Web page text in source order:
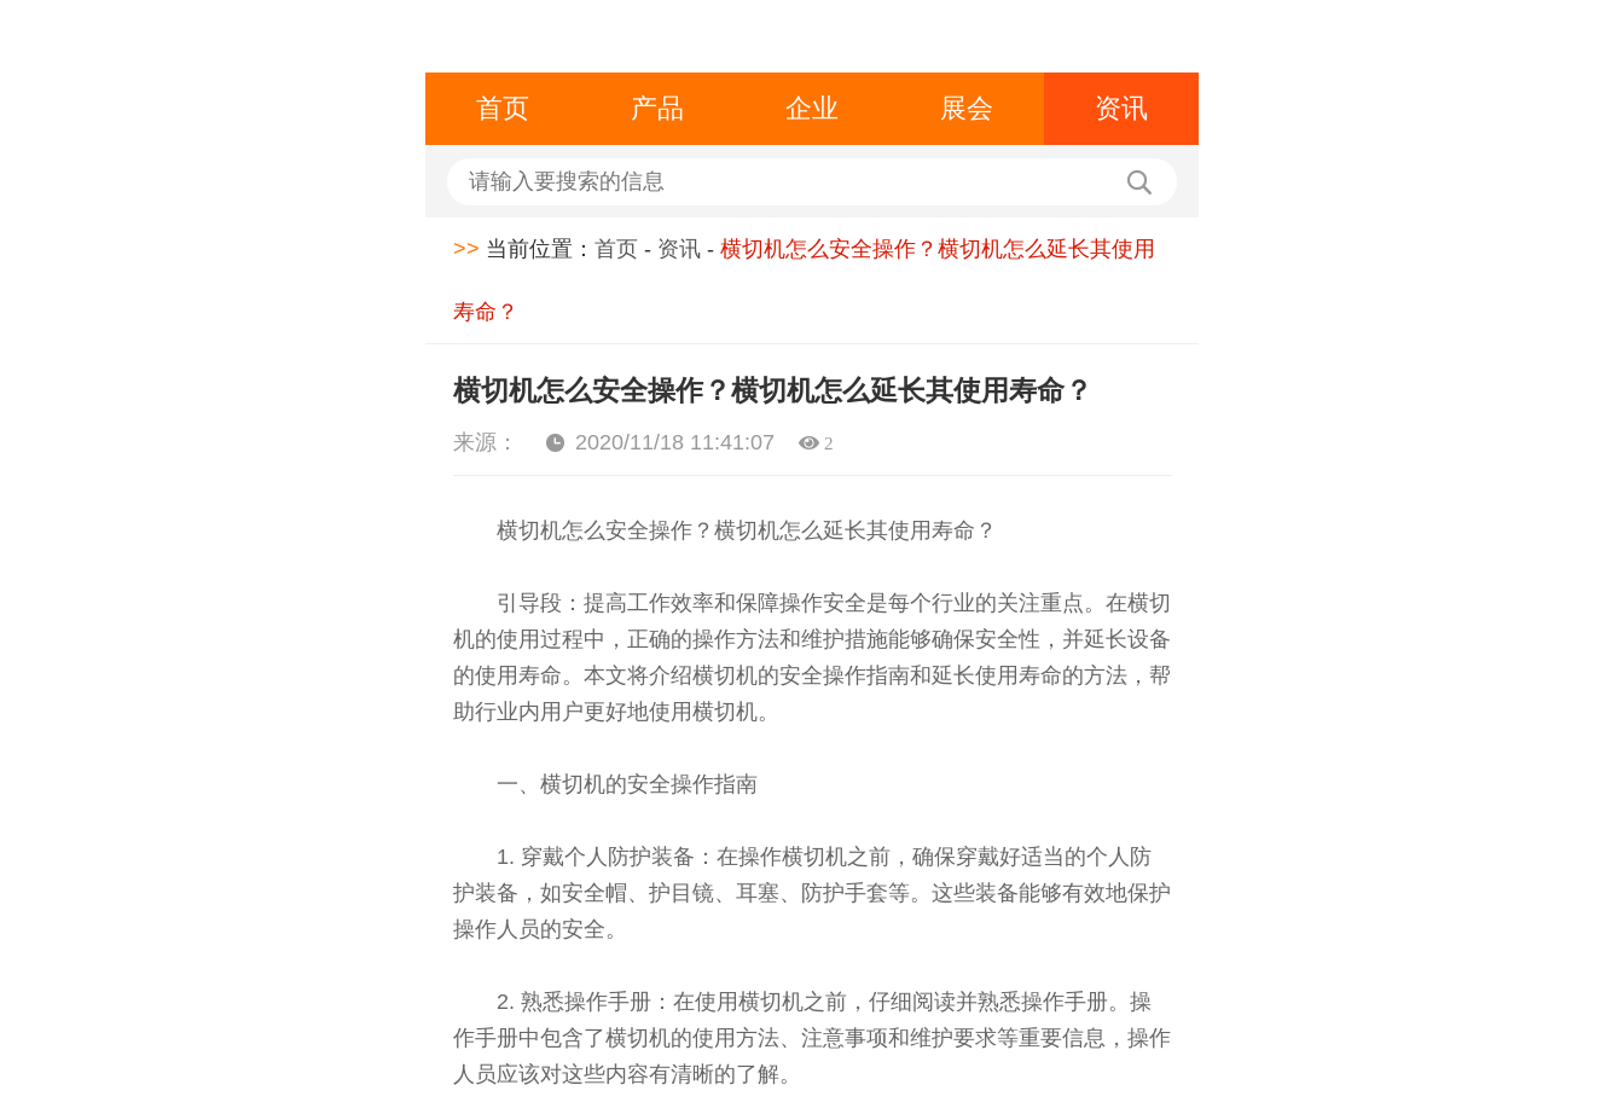
首页 产品 企业 展会 资讯
>> 当前位置： 首页 - 资讯- 横切机怎么安全操作？横切机怎么延长其使用
寿命？
横切机怎么安全操作？横切机怎么延长其使用寿命？
来源： 2020/11/18 11:41:07 2
横切机怎么安全操作？横切机怎么延长其使用寿命？
引导段：提高工作效率和保障操作安全是每个行业的关注重点。在横切
机的使用过程中，正确的操作方法和维护措施能够确保安全性，并延长设备
的使用寿命。本文将介绍横切机的安全操作指南和延长使用寿命的方法，帮
助行业内用户更好地使用横切机。
一、横切机的安全操作指南
1. 穿戴个人防护装备：在操作横切机之前，确保穿戴好适当的个人防
护装备，如安全帽、护目镜、耳塞、防护手套等。这些装备能够有效地保护
操作人员的安全。
2. 熟悉操作手册：在使用横切机之前，仔细阅读并熟悉操作手册。操
作手册中包含了横切机的使用方法、注意事项和维护要求等重要信息，操作
人员应该对这些内容有清晰的了解。